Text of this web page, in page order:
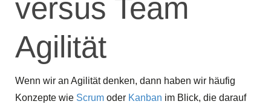
versus Team
Agilität
Wenn wir an Agilität denken, dann haben wir häufig
Konzepte wie Scrum oder Kanban im Blick, die darauf